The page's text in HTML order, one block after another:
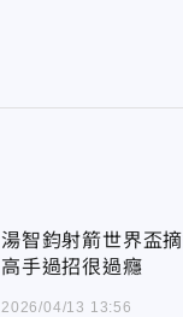
湯智鈞射箭世界盃
高手過招很過癮
2026/04/13 13:56